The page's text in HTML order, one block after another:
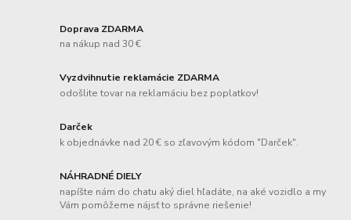
Doprava ZDARMA
na nákup nad 30 €
Vyzdvihnutie reklamácie ZDARMA
odošlite tovar na reklamáciu bez poplatkov!
Darček
k objednávke nad 20 € so zľavovým kódom "Darček".
NÁHRADNÉ DIELY
napíšte nám do chatu aký diel hľadáte, na aké vozidlo a my
Vám pomôžeme nájsť to správne riešenie!